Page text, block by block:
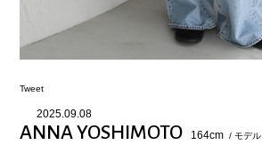
Tweet
2025.09.08
ANNA YOSHIMOTO 164cm / モデル